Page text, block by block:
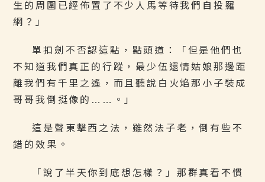
生的周圍已經佈置了不少人馬等待我們自投羅
網？」
單扣劍不否認這點，點頭道：「但是他們也
不知道我們真正的行蹤，最少伍還情姑娘那邊距
離我們有千里之遙，而且聽說白火焰那小子裝成
哥哥我倒挺像的……。」
這是聲東擊西之法，雖然法子老，倒有些不
錯的效果。
「說了半天你到底想怎樣？」那群真看不慣